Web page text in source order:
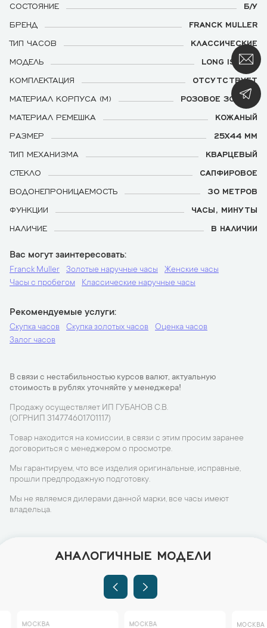
СОСТОЯНИЕ
Б/У
БРЕНД
FRANCK MULLER
ТИП ЧАСОВ
КЛАССИЧЕСКИЕ
МОДЕЛЬ
LONG ISLAND
КОМПЛЕКТАЦИЯ
ОТСУТСТВУЕТ
МАТЕРИАЛ КОРПУСА (М)
РОЗОВОЕ ЗОЛОТО
МАТЕРИАЛ РЕМЕШКА
КОЖАНЫЙ
РАЗМЕР
25Х44 ММ
ТИП МЕХАНИЗМА
КВАРЦЕВЫЙ
СТЕКЛО
САПФИРОВОЕ
ВОДОНЕПРОНИЦАЕМОСТЬ
30 МЕТРОВ
ФУНКЦИИ
ЧАСЫ, МИНУТЫ
НАЛИЧИЕ
В НАЛИЧИИ
Вас могут заинтересовать
Franck Muller Золотые наручные часы
Женские часы
Часы с пробегом
Классические наручные часы
Рекомендуемые услуги
Скупка часов Скупка золотых часов
Оценка часов
Залог часов
В связи с нестабильностью курсов валют, актуальную
стоимость в рублях уточняйте у менеджера!
Продажу осуществляет ИП ГУБАНОВ С.В.
(ОГРНИП 314774601701117)
Товар находится на комиссии, в связи с этим просим заранее
договориться с менеджером о просмотре.
Мы гарантируем, что все изделия оригинальные, исправные,
прошли предпродажную подготовку.
Мы не являемся дилерами данной марки, все часы имеют
владельца.
АНАЛОГИЧНЫЕ МОДЕЛИ
МОСКВА МОСКВА МОСКВА